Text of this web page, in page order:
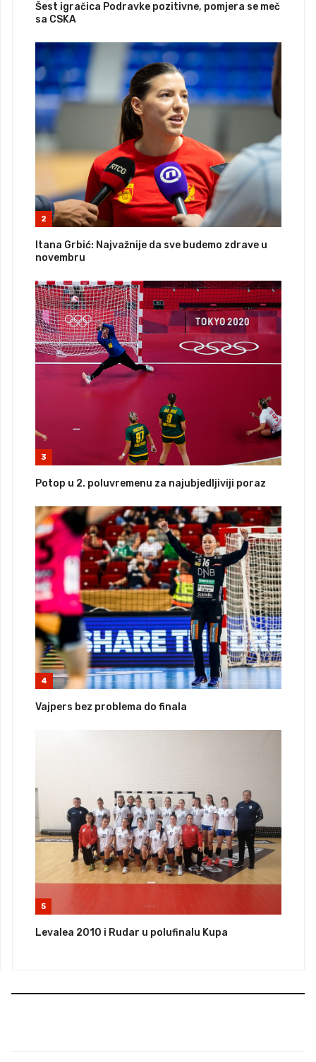
Šest igračica Podravke pozitivne, pomjera se meč
sa CSKA
2
Itana Grbić: Najvažnije da sve budemo zdrave u
novembru
3
Potop u 2. poluvremenu za najubjedljiviji poraz
4
Vajpers bez problema do finala
5
Levalea 2010 i Rudar u polufinalu Kupa